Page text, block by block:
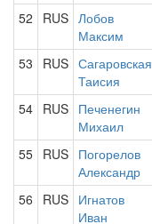
52 RUS Лобов
Максим
53 RUS Сагаровская
Таисия
54 RUS Печенегин
Михаил
55 RUS Погорелов
Александр
56 RUS Игнатов
Иван